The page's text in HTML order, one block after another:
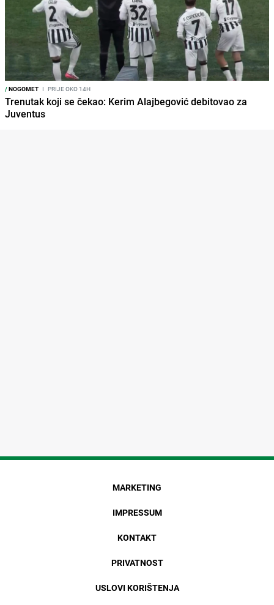
/NOGOMET I PRIJE OKO 14H
Trenutak koji se čekao: Kerim Alajbegović debitovao za
Juventus
MARKETING
IMPRESSUM
KONTAKT
PRIVATNOST
USLOVI KORIŠTENJA